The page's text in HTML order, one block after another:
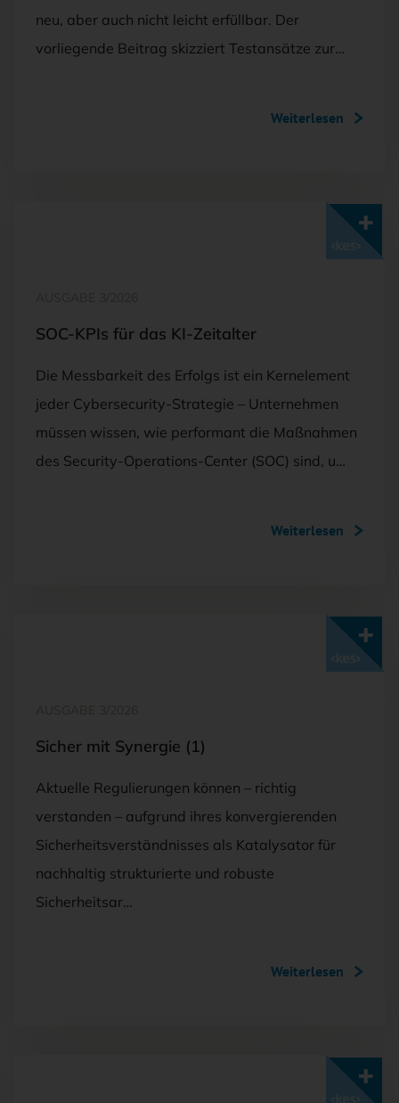
neu, aber auch nicht leicht erfüllbar. Der
vorliegende Beitrag skizziert Testansätze zur…
Weiterlesen
SOC-KPIs für das KI-Zeitalter
Die Messbarkeit des Erfolgs ist ein Kernelement
jeder Cybersecurity-Strategie – Unternehmen
müssen wissen, wie performant die Maßnahmen
des Security-Operations-Center (SOC) sind, u…
Weiterlesen
Sicher mit Synergie (1)
Aktuelle Regulierungen können – richtig
verstanden – aufgrund ihres konvergierenden
Sicherheitsverständnisses als Katalysator für
nachhaltig strukturierte und robuste
Sicherheitsar…
Weiterlesen